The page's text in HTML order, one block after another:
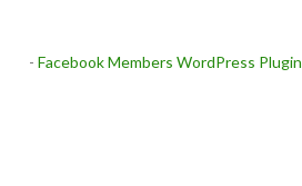
- Facebook Members WordPress Plugin